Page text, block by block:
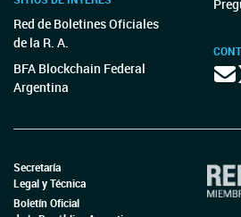
Red de Boletines Oficiales
de la R. A.
BFA Blockchain Federal
Argentina
Secretaría
Legal y Técnica
Boletín Oficial